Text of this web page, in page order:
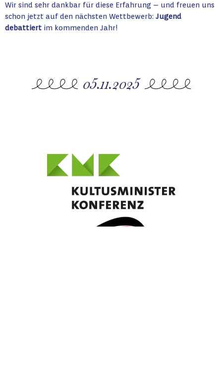
Wir sind sehr dankbar für diese Erfahrung – und freuen uns
schon jetzt auf den nächsten Wettbewerb: Jugend
debattiert im kommenden Jahr!
05.11.2025